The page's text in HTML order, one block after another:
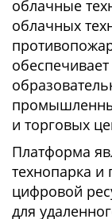
облачные
облачных
и торговых
Платформа
технопарка и
цифровой
для